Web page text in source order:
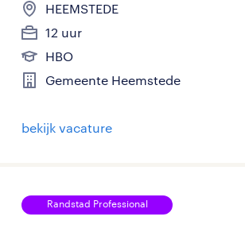
HEEMSTEDE
12 uur
HBO
Gemeente Heemstede
bekijk vacature
Randstad Professional